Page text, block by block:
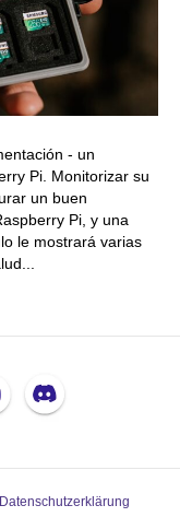
- un
Pi. Monitorizar su
un buen
Pi, y una
le mostrará varias
Datenschutzerklärung